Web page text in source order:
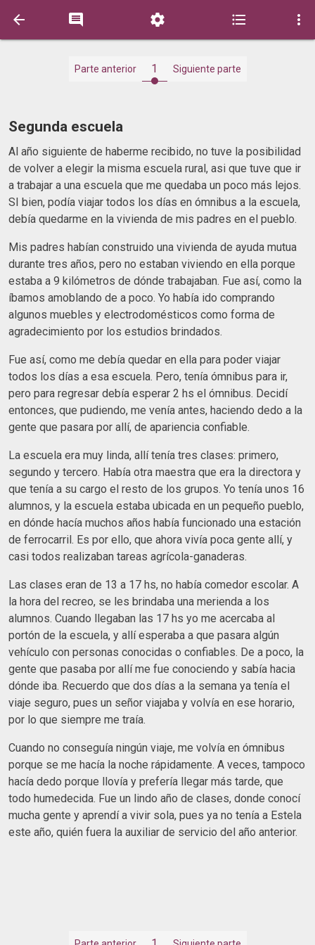
    
Parte anterior 1 Siguiente parte
Segunda escuela
Al año siguiente de haberme recibido, no tuve la posibilidad
de volver a elegir la misma escuela rural, asi que tuve que ir
a trabajar a una escuela que me quedaba un poco más lejos.
SI bien, podía viajar todos los días en ómnibus a la escuela,
debía quedarme en la vivienda de mis padres en el pueblo.
Mis padres habían construido una vivienda de ayuda mutua
durante tres años, pero no estaban viviendo en ella porque
estaba a 9 kilómetros de dónde trabajaban. Fue así, como la
íbamos amoblando de a poco. Yo había ido comprando
algunos muebles y electrodomésticos como forma de
agradecimiento por los estudios brindados.
Fue así, como me debía quedar en ella para poder viajar
todos los días a esa escuela. Pero, tenía ómnibus para ir,
pero para regresar debía esperar 2 hs el ómnibus. Decidí
entonces, que pudiendo, me venía antes, haciendo dedo a la
gente que pasara por allí, de apariencia confiable.
La escuela era muy linda, allí tenía tres clases: primero,
segundo y tercero. Había otra maestra que era la directora y
que tenía a su cargo el resto de los grupos. Yo tenía unos 16
alumnos, y la escuela estaba ubicada en un pequeño pueblo,
en dónde hacía muchos años había funcionado una estación
de ferrocarril. Es por ello, que ahora vivía poca gente allí, y
casi todos realizaban tareas agrícola-ganaderas.
Las clases eran de 13 a 17 hs, no había comedor escolar. A
la hora del recreo, se les brindaba una merienda a los
alumnos. Cuando llegaban las 17 hs yo me acercaba al
portón de la escuela, y allí esperaba a que pasara algún
vehículo con personas conocidas o confiables. De a poco, la
gente que pasaba por allí me fue conociendo y sabía hacia
dónde iba. Recuerdo que dos días a la semana ya tenía el
viaje seguro, pues un señor viajaba y volvía en ese horario,
por lo que siempre me traía.
Cuando no conseguía ningún viaje, me volvía en ómnibus
porque se me hacía la noche rápidamente. A veces, tampoco
hacía dedo porque llovía y prefería llegar más tarde, que
todo humedecida. Fue un lindo año de clases, donde conocí
mucha gente y aprendí a vivir sola, pues ya no tenía a Estela
este año, quién fuera la auxiliar de servicio del año anterior.